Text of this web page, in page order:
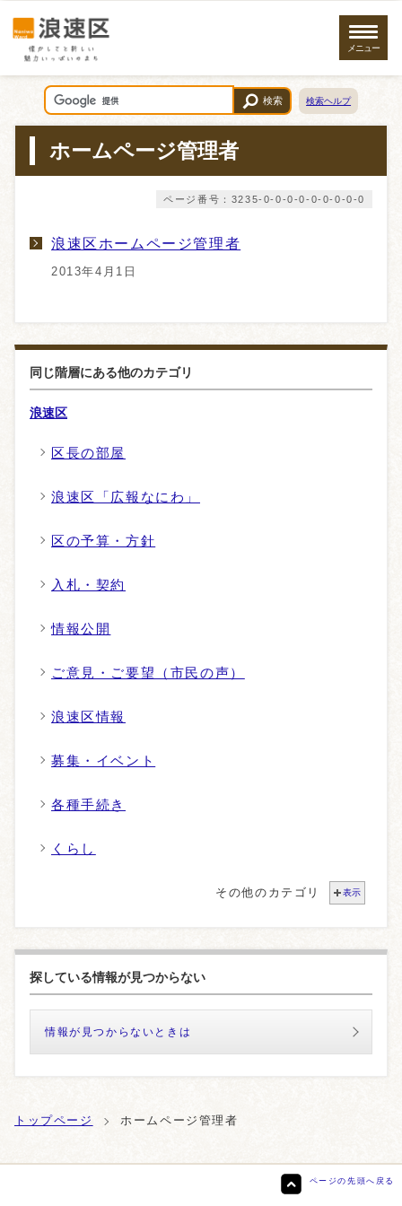
メニュー
検索 検索ヘルプ
ホームページ管理者
ページ番号：3235-0-0-0-0-0-0-0-0-0
浪速区ホームページ管理者
2013年4月1日
同じ階層にある他のカテゴリ
浪速区
区長の部屋
浪速区「広報なにわ」
区の予算・方針
入札・契約
情報公開
ご意見・ご要望（市民の声）
浪速区情報
募集・イベント
各種手続き
くらし
その他のカテゴリ 表示
探している情報が見つからない
情報が見つからないときは
トップページ ホームページ管理者
ページの先頭へ戻る